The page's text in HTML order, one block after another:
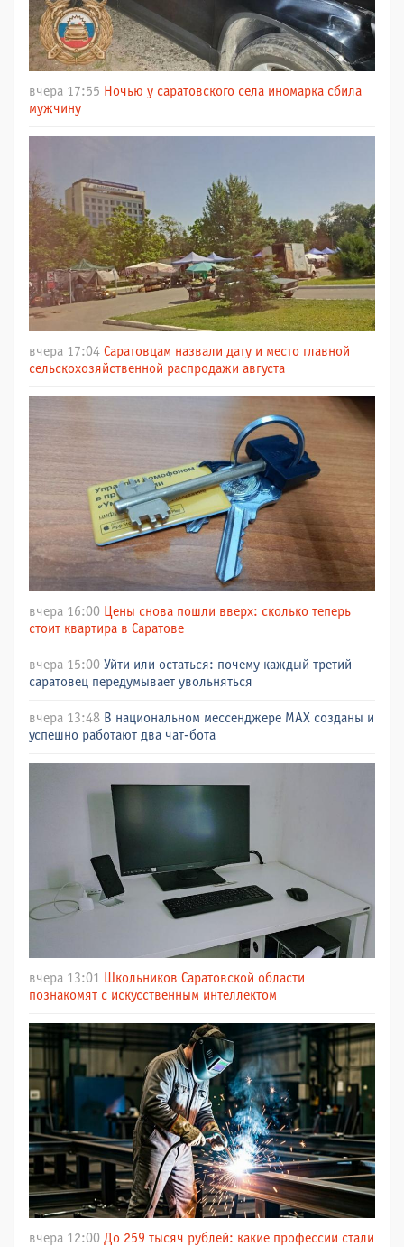
вчера 17:55 Ночью у саратовского села иномарка сбила
мужчину
вчера 17:04 Саратовцам назвали дату и место главной
сельскохозяйственной распродажи августа
вчера 16:00 Цены снова пошли вверх: сколько теперь
стоит квартира в Саратове
вчера 15:00 Уйти или остаться: почему каждый третий
саратовец передумывает увольняться
вчера 13:48 В национальном мессенджере МАХ созданы и
успешно работают два чат-бота
вчера 13:01 Школьников Саратовской области
познакомят с искусственным интеллектом
вчера 12:00 До 259 тысяч рублей: какие профессии стали